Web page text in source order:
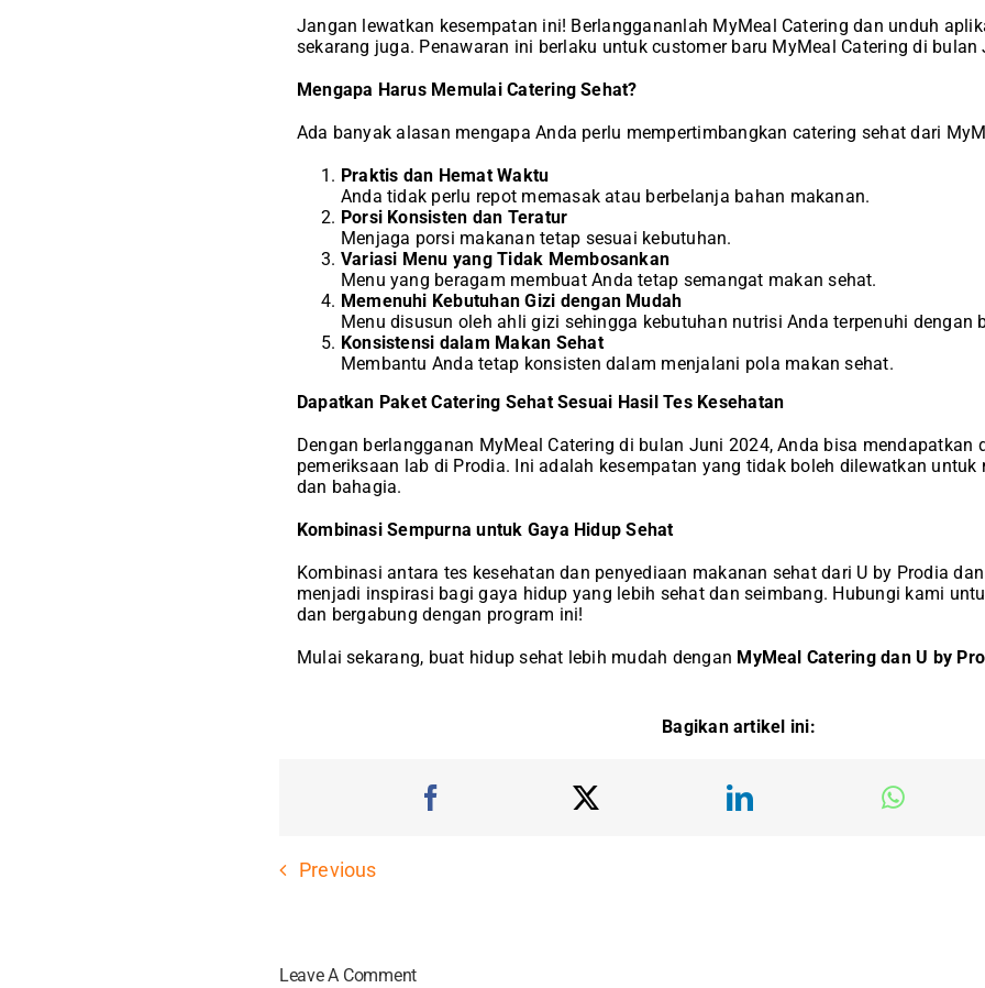
Jangan lewatkan kesempatan ini! Berlanggananlah MyMeal Catering dan unduh
sekarang juga. Penawaran ini berlaku untuk customer baru MyMeal Catering di bulan
Mengapa Harus Memulai Catering Sehat?
Ada banyak alasan mengapa Anda perlu mempertimbangkan catering sehat dari
Praktis dan Hemat Waktu
Anda tidak perlu repot memasak atau berbelanja bahan makanan.
Porsi Konsisten dan Teratur
Menjaga porsi makanan tetap sesuai kebutuhan.
Variasi Menu yang Tidak Membosankan
Menu yang beragam membuat Anda tetap semangat makan sehat.
Memenuhi Kebutuhan Gizi dengan Mudah
Menu disusun oleh ahli gizi sehingga kebutuhan nutrisi Anda terpenuhi dengan
Konsistensi dalam Makan Sehat
Membantu Anda tetap konsisten dalam menjalani pola makan sehat.
Dapatkan Paket Catering Sehat Sesuai Hasil Tes Kesehatan
Dengan berlangganan MyMeal Catering di bulan Juni 2024, Anda bisa mendapatkan
pemeriksaan lab di Prodia. Ini adalah kesempatan yang tidak boleh dilewatkan
dan bahagia.
Kombinasi Sempurna untuk Gaya Hidup Sehat
Kombinasi antara tes kesehatan dan penyediaan makanan sehat dari U by Prodia
menjadi inspirasi bagi gaya hidup yang lebih sehat dan seimbang. Hubungi kami
dan bergabung dengan program ini!
Mulai sekarang, buat hidup sehat lebih mudah dengan MyMeal Catering dan U by
Bagikan artikel ini:
Previous
Leave A Comment